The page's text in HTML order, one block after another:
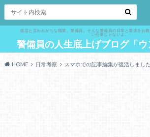
底辺と言われがちな職業、警備員。そんな警備員の日常と裏側をお
い仕事じゃないよ。
警備員の人生底上げブログ「ウ
HOME 日常考察 スマホでの記事編集が復活しました